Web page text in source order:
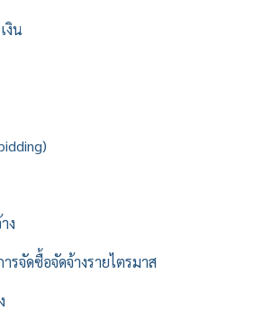
งิน
ง
รจัดซื้อจัดจ้างรายไตรมาส